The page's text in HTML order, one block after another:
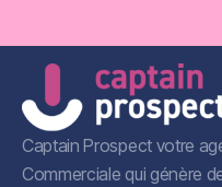
Captain Prospect votre
Commerciale qui génère